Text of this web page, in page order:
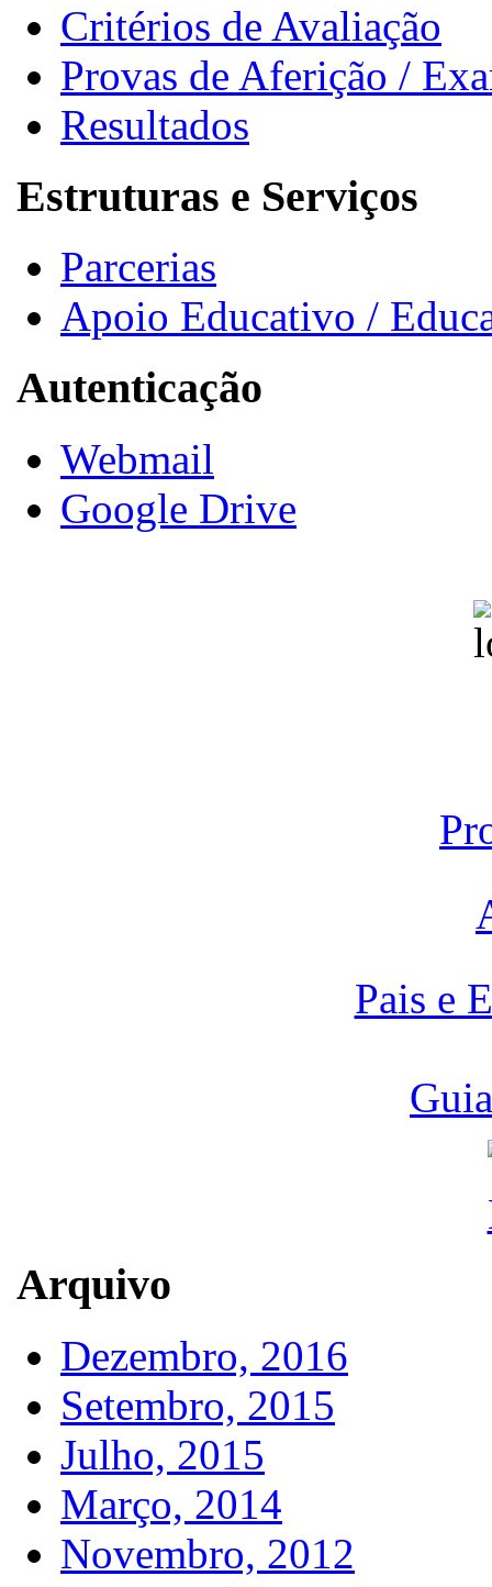
Critérios de Avaliação
Provas de Aferição /
Resultados
Estruturas e Serviços
Parcerias
Apoio Educativo /
Autenticação
Webmail
Google Drive
Pais e
Arquivo
Dezembro, 2016
Setembro, 2015
Julho, 2015
Março, 2014
Novembro, 2012